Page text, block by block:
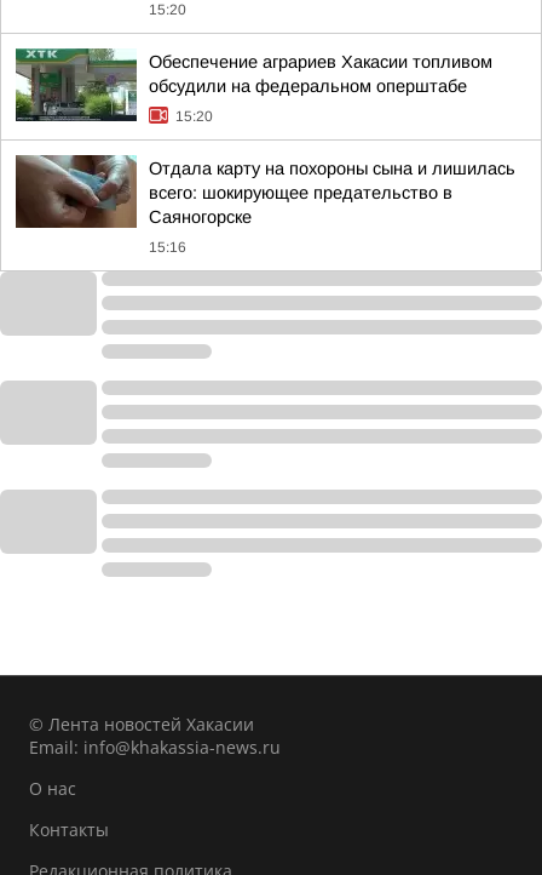
15:20
Обеспечение аграриев Хакасии топливом
обсудили на федеральном оперштабе
15:20
Отдала карту на похороны сына и лишилась
всего: шокирующее предательство в
Саяногорске
15:16
© Лента новостей Хакасии
Email: info@khakassia-news.ru
О нас
Контакты